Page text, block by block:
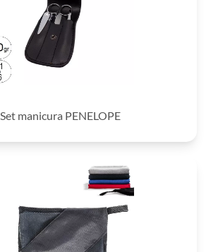
Set manicura PENELOPE